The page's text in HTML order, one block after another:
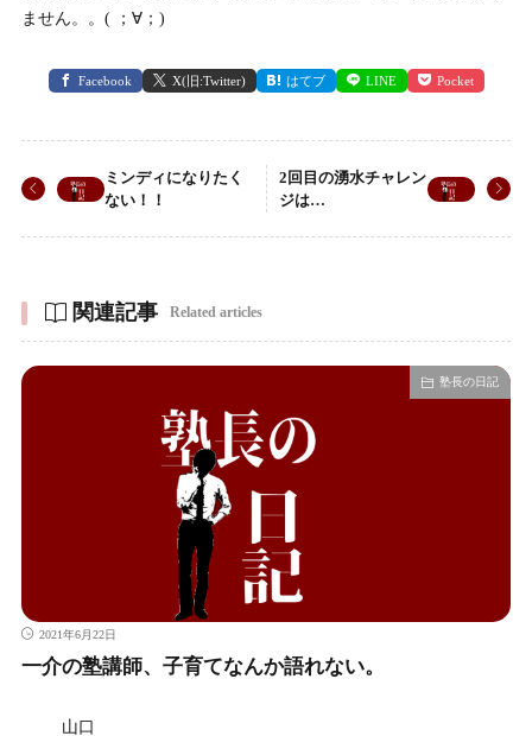
ません。。( ；∀；)
Facebook X(旧:Twitter) はてブ LINE Pocket
ミンディになりたく
ない！！
2回目の湧水チャレン
ジは…
関連記事 Related articles
塾長の日記
2021年6月22日
一介の塾講師、子育てなんか語れない。
山口